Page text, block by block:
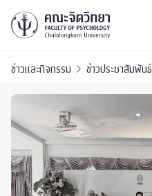
ข่าวและกิจกรรม ข่าวประชาสัมพันธ์